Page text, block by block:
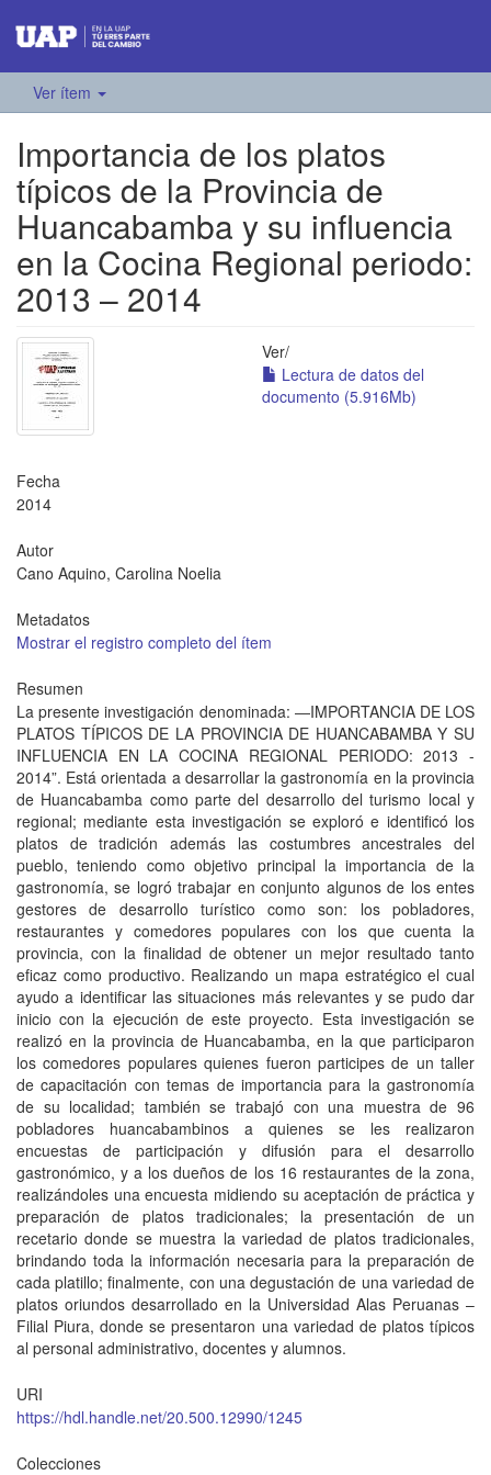
Ver ítem
Importancia de los platos
típicos de la Provincia de
Huancabamba y su influencia
en la Cocina Regional periodo:
2013 – 2014
Ver/
Lectura de datos del
documento (5.916Mb)
Fecha
2014
Autor
Cano Aquino, Carolina Noelia
Metadatos
Mostrar el registro completo del ítem
Resumen
La presente investigación denominada: ―IMPORTANCIA DE LOS
PLATOS TÍPICOS DE LA PROVINCIA DE HUANCABAMBA Y SU
INFLUENCIA EN LA COCINA REGIONAL PERIODO: 2013 -
2014”. Está orientada a desarrollar la gastronomía en la provincia
de Huancabamba como parte del desarrollo del turismo local y
regional; mediante esta investigación se exploró e identificó los
platos de tradición además las costumbres ancestrales del
pueblo, teniendo como objetivo principal la importancia de la
gastronomía, se logró trabajar en conjunto algunos de los entes
gestores de desarrollo turístico como son: los pobladores,
restaurantes y comedores populares con los que cuenta la
provincia, con la finalidad de obtener un mejor resultado tanto
eficaz como productivo. Realizando un mapa estratégico el cual
ayudo a identificar las situaciones más relevantes y se pudo dar
inicio con la ejecución de este proyecto. Esta investigación se
realizó en la provincia de Huancabamba, en la que participaron
los comedores populares quienes fueron participes de un taller
de capacitación con temas de importancia para la gastronomía
de su localidad; también se trabajó con una muestra de 96
pobladores huancabambinos a quienes se les realizaron
encuestas de participación y difusión para el desarrollo
gastronómico, y a los dueños de los 16 restaurantes de la zona,
realizándoles una encuesta midiendo su aceptación de práctica y
preparación de platos tradicionales; la presentación de un
recetario donde se muestra la variedad de platos tradicionales,
brindando toda la información necesaria para la preparación de
cada platillo; finalmente, con una degustación de una variedad de
platos oriundos desarrollado en la Universidad Alas Peruanas –
Filial Piura, donde se presentaron una variedad de platos típicos
al personal administrativo, docentes y alumnos.
URI
https://hdl.handle.net/20.500.12990/1245
Colecciones